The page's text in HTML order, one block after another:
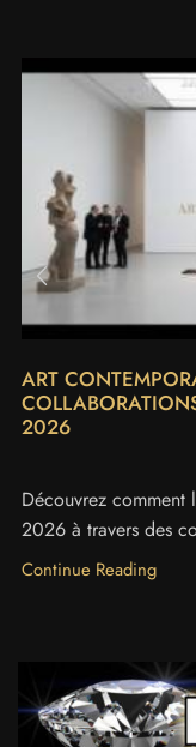
ART
2026
Découvrez
2026 à travers des
Continue Reading